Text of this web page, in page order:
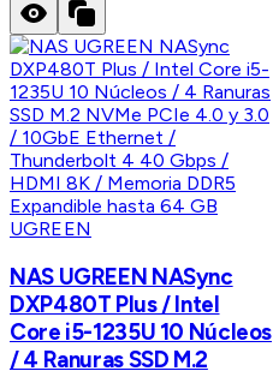
UGREEN
NAS UGREEN NASync
DXP480T Plus / Intel
Core i5-1235U 10 Núcleos
/ 4 Ranuras SSD M.2